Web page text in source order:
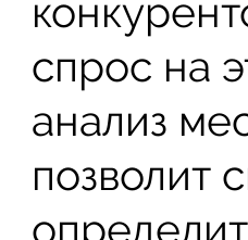
спрос на
анализ
позволит